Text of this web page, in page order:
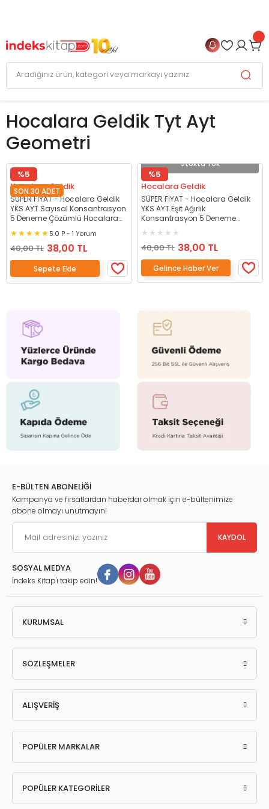
Hocalara Geldik Tyt Ayt
Geometri
%5
SON 30 ADET
Hocalara Geldik
SÜPER FİYAT - Hocalara Geldik
YKS AYT Sayısal Konsantrasyon
5 Deneme Çözümlü Hocalara
5.0 P - 1 Yorum
40,00 TL 38,00 TL
Sepete Ekle
Stokta Yok
%5
Hocalara Geldik
SÜPER FİYAT - Hocalara Geldik
YKS AYT Eşit Ağırlık
Konsantrasyon 5 Deneme
40,00 TL 38,00 TL
Gelince Haber Ver
E-BÜLTEN ABONELİĞİ
Kampanya ve fırsatlardan haberdar olmak için e-bültenimize
abone olmayı unutmayın!
KAYDOL
SOSYAL MEDYA
İndeks Kitap'ı takip edin!
KURUMSAL
SÖZLEŞMELER
ALIŞVERİŞ
POPÜLER MARKALAR
POPÜLER KATEGORİLER